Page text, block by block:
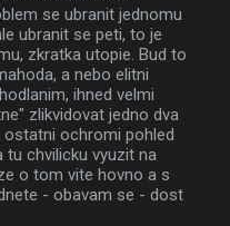
se ubranit jednomu
ubranit se peti, to je
zkratka utopie. Bud to
a nebo elitni
ihned velmi
zlikvidovat jedno dva
ochromi pohled
tu chvilicku vyuzit na
o tom vite hovno a s
- obavam se - dost